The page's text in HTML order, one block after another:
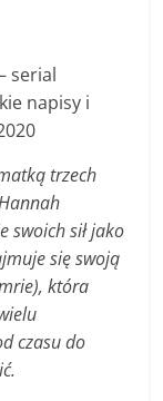
serial
napisy i
trzech
swoich sił jako
się swoją
która
czasu do